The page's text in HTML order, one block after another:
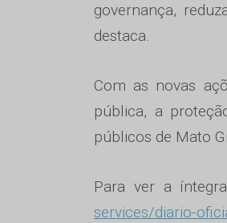
governança,
destaca.
Com as novas
pública, a
públicos de Mato
Para ver a
services/diario-